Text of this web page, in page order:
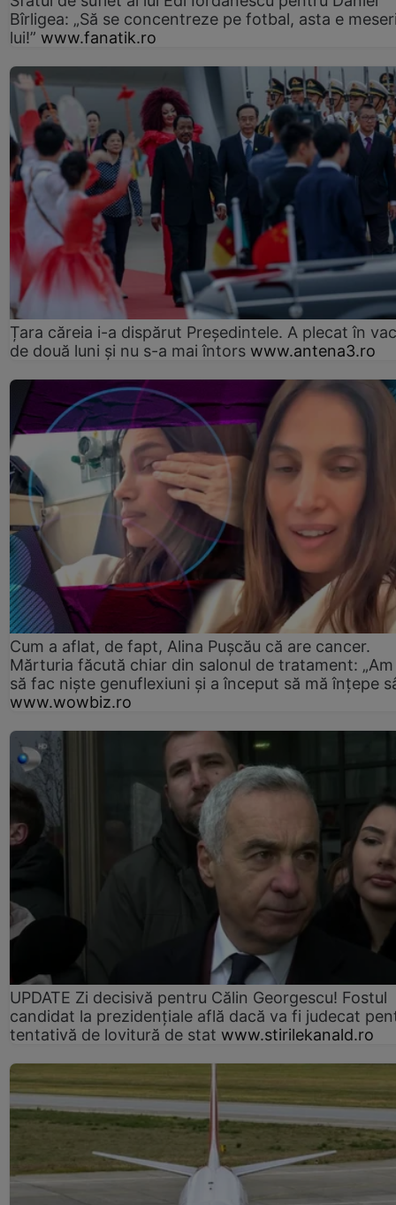
Bîrligea: „Să se concentreze pe fotbal, asta e
lui!” www.fanatik.ro
Țara căreia i-a dispărut Președintele. A plecat în
de două luni și nu s-a mai întors www.antena3.ro
Cum a aflat, de fapt, Alina Pușcău că are cancer.
Mărturia făcută chiar din salonul de tratament:
să fac niște genuflexiuni și a început să mă înțepe
www.wowbiz.ro
UPDATE Zi decisivă pentru Călin Georgescu! Fostul
candidat la prezidențiale află dacă va fi judecat
tentativă de lovitură de stat www.stirilekanald.ro